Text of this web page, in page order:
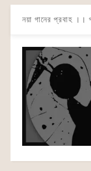
নয়া গানের প্রবাহ ।।